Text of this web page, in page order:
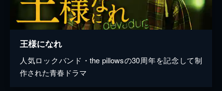
王様になれ
人気ロックバンド・the pillowsの30周年を記念して制
作された青春ドラマ